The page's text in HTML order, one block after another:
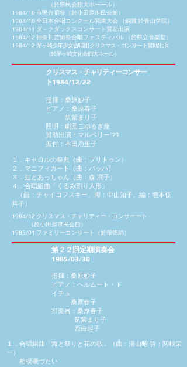
（於県民会館大ホーール）
1984/10 市民合唱祭（於小田原市民会館）
1984/10 全日本合唱コンクール関東大会 （銅賞 於青山学院）
1984/11 ダ－クダックスコンサート賛助出演
1984/12 神奈川芸術祭合唱フェスティバル （於県立音楽堂）
1984/12 茅ヶ崎少年少女合唱団 クリスマス・コンサート賛助出演
（於茅ヶ崎文化会館大ホール）
クリスマス・チャリティーコンサー
ト1984/12/22
指揮：桑原妙子
ピアノ：桑原春子
筑紫まり子
照明：劇団こゆるぎ座
賛助出演：マルベリー'79
振付：本田乃里子
１．キャロルの祭典（曲：ブリトゥン）
２．マニフィカート（曲：バッハ）
３．虹とあっちゃん（曲：森 潤子）
４．合唱組曲「くるみ割り人形」
（曲：チャイコフスキー、脚：中山知子、編：増本伎
共子）
1984/12 クリスマス・チャリティー・コンサーート
（於小田原市民会館）
1985/01 ファミリーコンサート（於報徳綿）
第２２回定期演奏会
1985/03/30
指揮：桑原妙子
ピアノ：ヘルムート・ド
イチュ
桑原春子
打楽器：桑原春子
筑紫まり子
西由起子
１．合唱組曲「海と祭りと花の歌」（曲：湯山昭 詩：関根栄
一）
相模磯づたい